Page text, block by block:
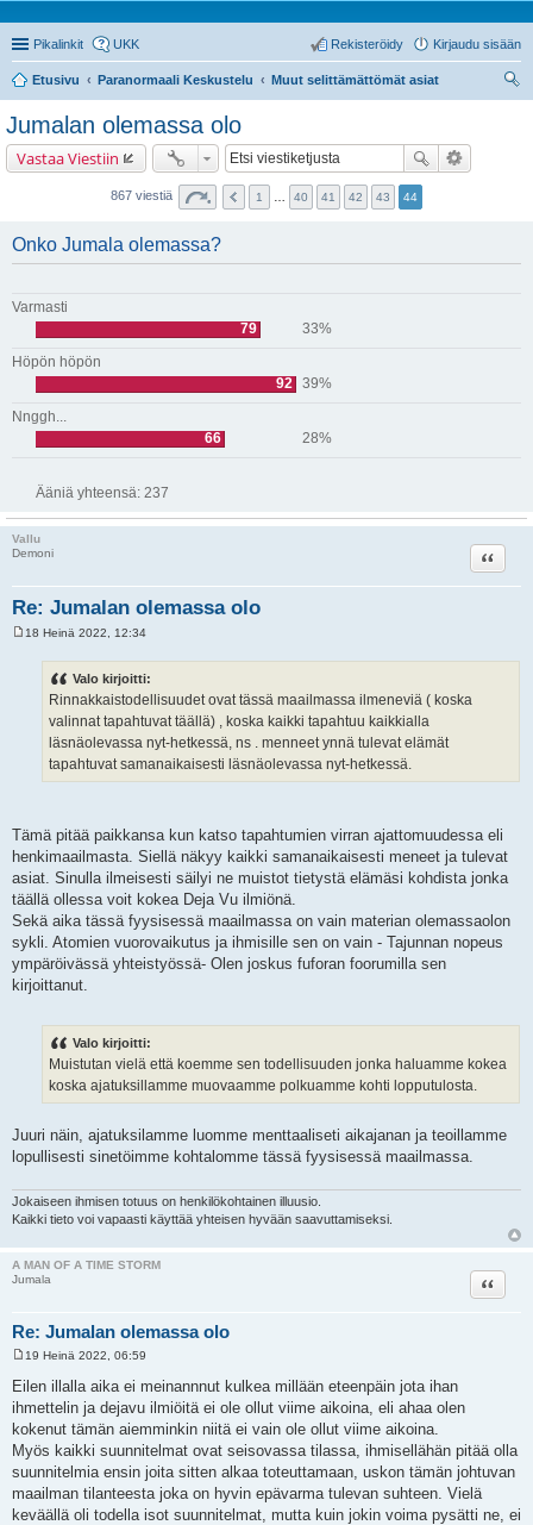
Pikalinkit UKK Kirjaudu sisään
Rekisteröidy
Etusivu Paranormaali Keskustelu
Muut selittämättömät asiat
Jumalan olemassa olo
Vastaa Viestiin
867 viestiä 1 40 41 42 43 44
Onko Jumala olemassa?
Varmasti
79
33%
Höpön höpön
92 39%
Nnggh...
66
28%
Ääniä yhteensä: 237
Vallu
Demoni
Re: Jumalan olemassa olo
Lainaa
18 Heinä 2022, 12:34
Valo kirjoitti:
Rinnakkaistodellisuudet ovat tässä maailmassa ilmeneviä ( koska
valinnat tapahtuvat täällä) , koska kaikki tapahtuu kaikkialla
läsnäolevassa nyt-hetkessä, ns . menneet ynnä tulevat elämät
tapahtuvat samanaikaisesti läsnäolevassa nyt-hetkessä.
Tämä pitää paikkansa kun katso tapahtumien virran ajattomuudessa eli
henkimaailmasta. Siellä näkyy kaikki samanaikaisesti meneet ja tulevat
asiat. Sinulla ilmeisesti säilyi ne muistot tietystä elämäsi kohdista jonka
täällä ollessa voit kokea Deja Vu ilmiönä.
Sekä aika tässä fyysisessä maailmassa on vain materian olemassaolon
sykli. Atomien vuorovaikutus ja ihmisille sen on vain - Tajunnan nopeus
ympäröivässä yhteistyössä- Olen joskus fuforan foorumilla sen
kirjoittanut.
Valo kirjoitti:
Muistutan vielä että koemme sen todellisuuden jonka haluamme kokea
koska ajatuksillamme muovaamme polkuamme kohti lopputulosta.
Juuri näin, ajatuksilamme luomme menttaaliseti aikajanan ja teoillamme
lopullisesti sinetöimme kohtalomme tässä fyysisessä maailmassa.
Jokaiseen ihmisen totuus on henkilökohtainen illuusio.
Kaikki tieto voi vapaasti käyttää yhteisen hyvään saavuttamiseksi.
A MAN OF A TIME STORM
Jumala
Re: Jumalan olemassa olo
Lainaa
i
e
s
i
19 Heinä 2022, 06:59
Eilen illalla aika ei meinannnut kulkea millään eteenpäin jota ihan
ihmettelin ja dejavu ilmiöitä ei ole ollut viime aikoina, eli ahaa olen
kokenut tämän aiemminkin niitä ei vain ole ollut viime aikoina.
Myös kaikki suunnitelmat ovat seisovassa tilassa, ihmisellähän pitää olla
suunnitelmia ensin joita sitten alkaa toteuttamaan, uskon tämän johtuvan
maailman tilanteesta joka on hyvin epävarma tulevan suhteen. Vielä
keväällä oli todella isot suunnitelmat, mutta kuin jokin voima pysätti ne, ei